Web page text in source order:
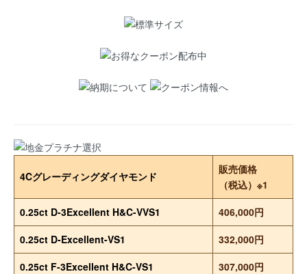
4Cグレーディングダイヤモンド
販売価格
（税込）※1
0.25ct D-3Excellent H&C-VVS1
406,000円
0.25ct D-Excellent-VS1
332,000円
0.25ct F-3Excellent H&C-VS1
307,000円